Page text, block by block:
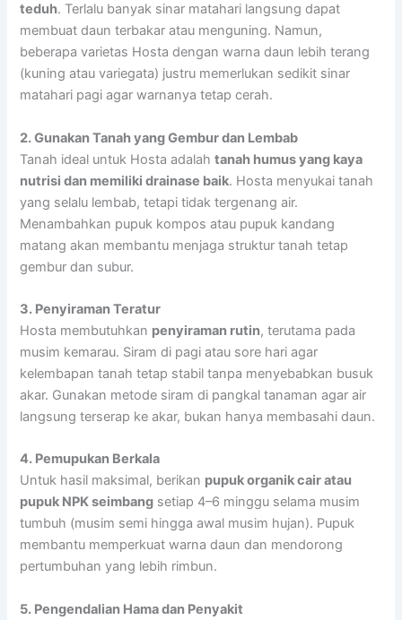
teduh. Terlalu banyak sinar matahari langsung dapat
membuat daun terbakar atau menguning. Namun,
beberapa varietas Hosta dengan warna daun lebih terang
(kuning atau variegata) justru memerlukan sedikit sinar
matahari pagi agar warnanya tetap cerah.
2. Gunakan Tanah yang Gembur dan Lembab
Tanah ideal untuk Hosta adalahtanah humus yang kaya
nutrisi dan memiliki drainase baik. Hosta menyukai tanah
yang selalu lembab, tetapi tidak tergenang air.
Menambahkan pupuk kompos atau pupuk kandang
matang akan membantu menjaga struktur tanah tetap
gembur dan subur.
3. Penyiraman Teratur
Hosta membutuhkan penyiraman rutin, terutama pada
musim kemarau. Siram di pagi atau sore hari agar
kelembapan tanah tetap stabil tanpa menyebabkan busuk
akar. Gunakan metode siram di pangkal tanaman agar air
langsung terserap ke akar, bukan hanya membasahi daun.
4. Pemupukan Berkala
Untuk hasil maksimal, berikan pupuk organik cair atau
pupuk NPK seimbang setiap 4–6 minggu selama musim
tumbuh (musim semi hingga awal musim hujan). Pupuk
membantu memperkuat warna daun dan mendorong
pertumbuhan yang lebih rimbun.
5. Pengendalian Hama dan Penyakit